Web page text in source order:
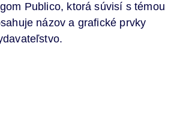
Publico, ktorá súvisí s témou
názov a grafické prvky